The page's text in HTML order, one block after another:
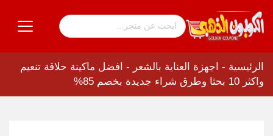
الرئيسية - اجهزة العناية بالشعر - افضل ماكينة حلاقة تنعيم
واكثر 10 بحثا وطرق شراء جديدة بخصم 85%